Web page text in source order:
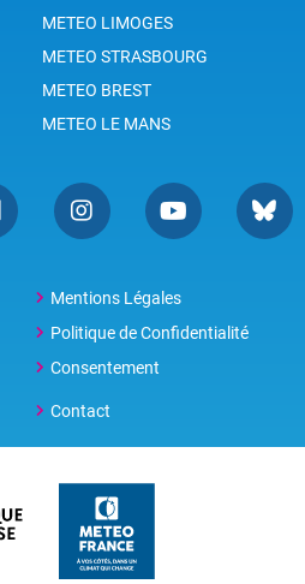
METEO LIMOGES
METEO STRASBOURG
METEO BREST
METEO LE MANS
Mentions Légales
Politique de Confidentialité
Consentement
Contact